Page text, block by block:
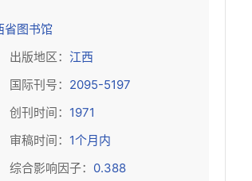
省图书馆
出版地区： 江西
国际刊号： 2095-5197
创刊时间： 1971
审稿时间： 1个月内
综合影响因子： 0.388